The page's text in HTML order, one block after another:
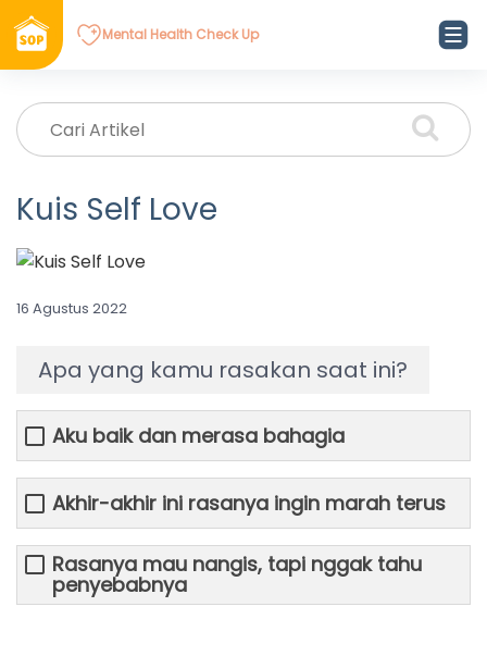
Mental Health Check Up
Kuis Self Love
16 Agustus 2022
Apa yang kamu rasakan saat ini?
Aku baik dan merasa bahagia
Akhir-akhir ini rasanya ingin marah terus
Rasanya mau nangis, tapi nggak tahu
penyebabnya